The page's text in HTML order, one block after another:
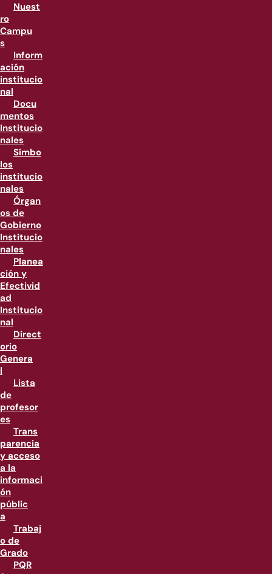
Nuest
ro
Campu
s
Inform
ación
institucio
nal
Docu
mentos
Institucio
nales
Símbo
los
institucio
nales
Órgan
os de
Gobierno
Institucio
nales
Planea
ción y
Efectivid
ad
Institucio
nal
Direct
orio
Genera
l
Lista
de
profesor
es
Trans
parencia
y acceso
a la
informaci
ón
públic
a
Trabaj
o de
Grado
PQR